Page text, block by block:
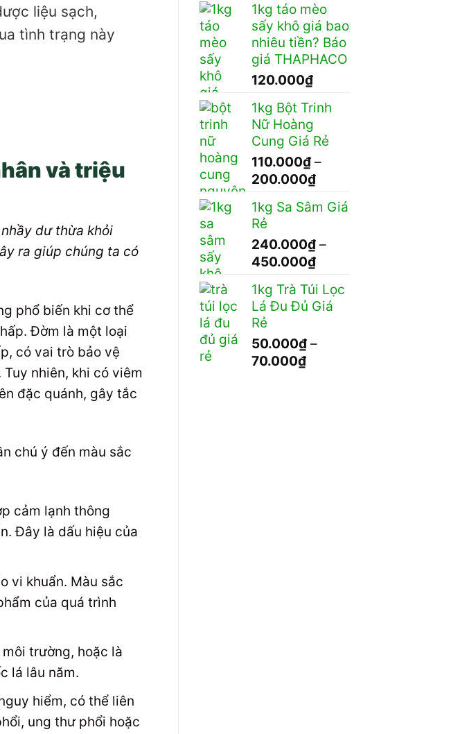
liệu sạch,
tình trạng này
và triệu
dư thừa khỏi
ra giúp chúng ta có
phổ biến khi cơ thể
Đờm là một loại
có vai trò bảo vệ
nhiên, khi có viêm
đặc quánh, gây tắc
chú ý đến màu sắc
cảm lạnh thông
Đây là dấu hiệu của
vi khuẩn. Màu sắc
của quá trình
trường, hoặc là
lá lâu năm.
hiểm, có thể liên
ung thư phổi hoặc
từ
70.000₫
đến
90.000₫
1kg táo mèo
sấy khô giá bao
nhiêu tiền? Báo
giá THAPHACO
120.000₫
1kg Bột Trinh
Nữ Hoàng
Cung Giá Rẻ
110.000₫ –
200.000₫Khoảng
từ
đến
200.000₫
1kg Sa Sâm Giá
Rẻ
240.000₫ –
450.000₫Khoảng
từ
240.000₫
450.000₫
1kg Trà Túi Lọc
Lá Đu Đủ Giá
Rẻ
50.000₫ –
70.000₫Khoảng